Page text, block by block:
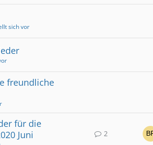
sich vor
freundliche
für die
Juni
2